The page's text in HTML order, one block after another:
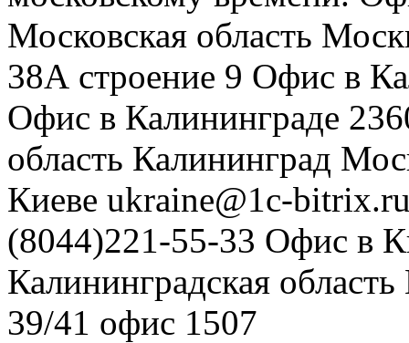
Московская область
38А строение 9 Офис в
Офис в Калининграде
область Калининград
Киеве ukraine@1c-
(8044)221-55-33 Офис в
Калининградская область
39/41 офис 1507